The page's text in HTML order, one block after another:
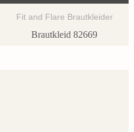
Fit and Flare Brautkleider
Brautkleid 82669